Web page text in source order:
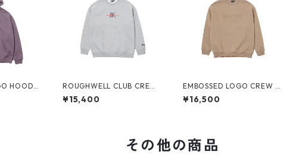
HOODIE
ROUGHWELL CLUB CREW
SWEAT (GREY)
¥15,400
EMBOSSED LOGO CREW S
WEAT (DARK BEIGE)
¥16,500
その他の商品